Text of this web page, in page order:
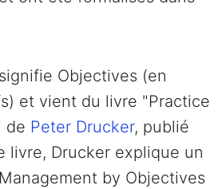
Objectives (en
et vient du livre "Practice
de Peter Drucker, publié
livre, Drucker explique un
by Objectives